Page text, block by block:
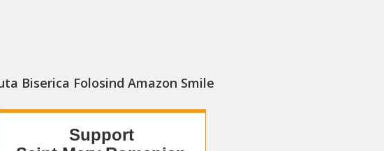
Biserica Folosind Amazon Smile